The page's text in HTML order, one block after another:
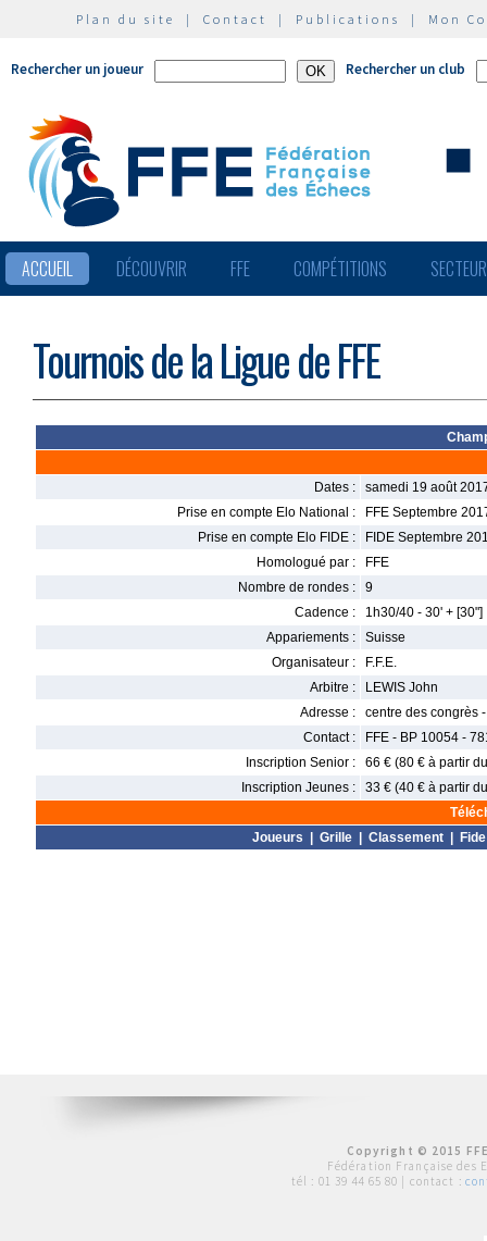
Plan du site | Contact | Publications | Mon
Rechercher un joueur Rechercher un club
ACCUEIL DÉCOUVRIR FFE COMPÉTITIONS
Tournois de la Ligue de FFE
Dates :
samedi 19 août
Prise en compte Elo National :
FFE Septembre
Prise en compte Elo FIDE :
FIDE Septembre
Homologué par :
FFE
Nombre de rondes :
9
Cadence :
1h30/40 - 30' + [30"]
Appariements :
Suisse
Organisateur :
F.F.E.
Arbitre :
LEWIS John
Adresse :
centre des congrès
Contact :
FFE - BP 10054 -
Inscription Senior :
66 € (80 € à partir
Inscription Jeunes :
33 € (40 € à partir
Joueurs
Grille Classement Fide
Copyright © 2015
Fédération Française des
tél : 01 39 44 65 80 | contact :